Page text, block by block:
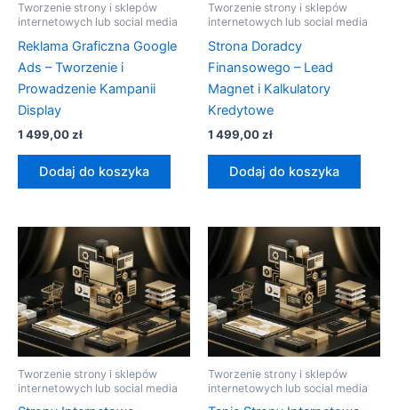
Tworzenie strony i sklepów
internetowych lub social media
Reklama Graficzna Google
Ads – Tworzenie i
Prowadzenie Kampanii
Display
1 499,00zł
Dodaj do koszyka
Tworzenie strony i sklepów
internetowych lub social media
Strona Doradcy
Finansowego – Lead
Magnet i Kalkulatory
Kredytowe
1 499,00zł
Dodaj do koszyka
Tworzenie strony i sklepów
internetowych lub social media
Tworzenie strony i sklepów
internetowych lub social media